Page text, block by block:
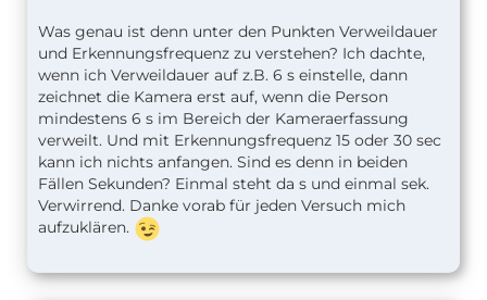
Was genau ist denn unter den Punkten Verweildauer
und Erkennungsfrequenz zu verstehen? Ich dachte,
wenn ich Verweildauer auf z.B. 6 s einstelle, dann
zeichnet die Kamera erst auf, wenn die Person
mindestens 6 s im Bereich der Kameraerfassung
verweilt. Und mit Erkennungsfrequenz 15 oder 30 sec
kann ich nichts anfangen. Sind es denn in beiden
Fällen Sekunden? Einmal steht da s und einmal sek.
Verwirrend. Danke vorab für jeden Versuch mich
aufzuklären.